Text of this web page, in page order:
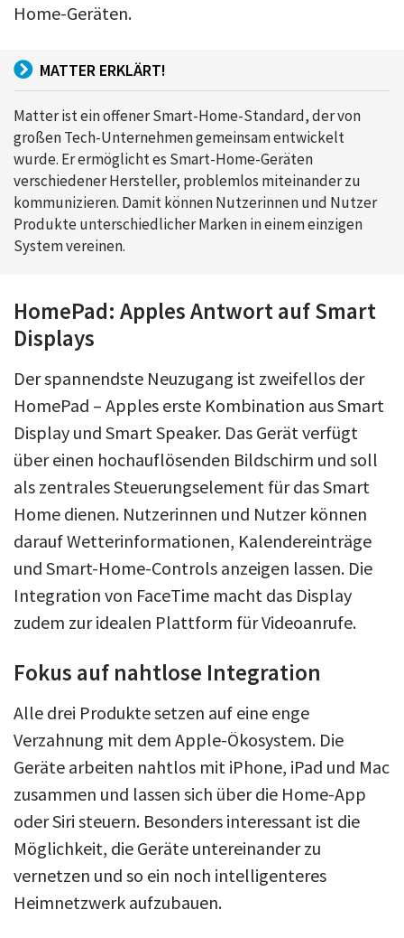
Home-Geräten.
MATTER ERKLÄRT!
Matter ist ein offener Smart-Home-Standard, der von
großen Tech-Unternehmen gemeinsam entwickelt
wurde. Er ermöglicht es Smart-Home-Geräten
verschiedener Hersteller, problemlos miteinander zu
kommunizieren. Damit können Nutzerinnen und Nutzer
Produkte unterschiedlicher Marken in einem einzigen
System vereinen.
HomePad: Apples Antwort auf Smart
Displays
Der spannendste Neuzugang ist zweifellos der
HomePad – Apples erste Kombination aus Smart
Display und Smart Speaker. Das Gerät verfügt
über einen hochauflösenden Bildschirm und soll
als zentrales Steuerungselement für das Smart
Home dienen. Nutzerinnen und Nutzer können
darauf Wetterinformationen, Kalendereinträge
und Smart-Home-Controls anzeigen lassen. Die
Integration von FaceTime macht das Display
zudem zur idealen Plattform für Videoanrufe.
Fokus auf nahtlose Integration
Alle drei Produkte setzen auf eine enge
Verzahnung mit dem Apple-Ökosystem. Die
Geräte arbeiten nahtlos mit iPhone, iPad und Mac
zusammen und lassen sich über die Home-App
oder Siri steuern. Besonders interessant ist die
Möglichkeit, die Geräte untereinander zu
vernetzen und so ein noch intelligenteres
Heimnetzwerk aufzubauen.